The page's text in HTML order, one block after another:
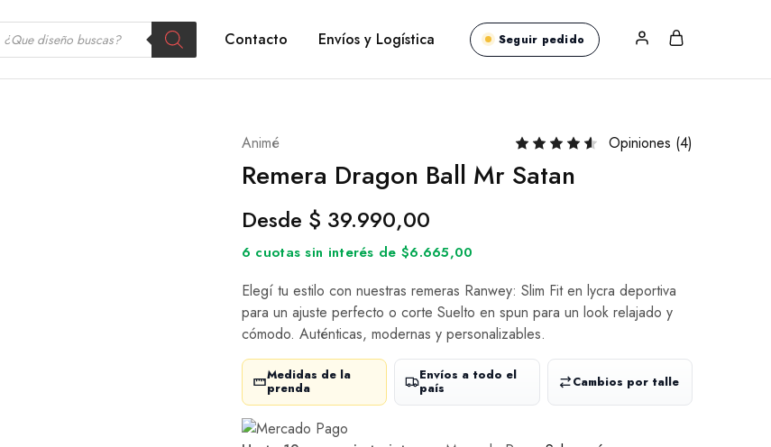
Contacto Envíos y Logística Seguir pedido
Animé Opiniones (4)
Remera Dragon Ball Mr Satan
Desde $ 39.990,00
6 cuotas sin interés de $6.665,00
Elegí tu estilo con nuestras remeras Ranwey: Slim Fit en lycra deportiva
para un ajuste perfecto o corte Suelto en spun para un look relajado y
cómodo. Auténticas, modernas y personalizables.
Medidas de la
prenda
Envíos a todo el
país
Cambios por talle